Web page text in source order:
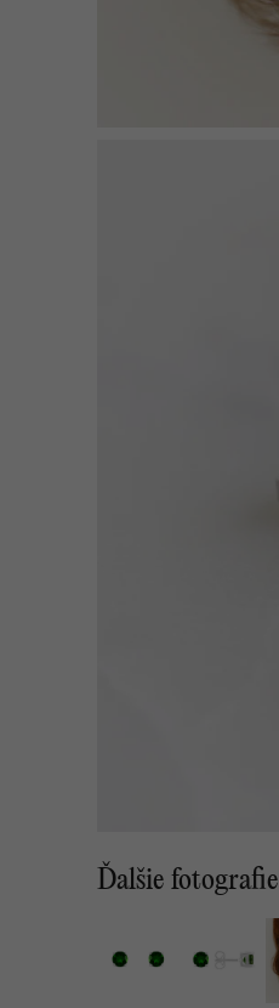
Ďalšie fotografie